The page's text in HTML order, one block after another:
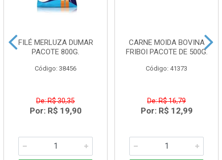
FILÉ MERLUZA DUMAR
PACOTE 800G.
Código: 38456
De: R$ 30,35
Por: R$ 19,90
CARNE MOIDA BOVINA
FRIBOI PACOTE DE 500G.
Código: 41373
De: R$ 16,79
Por: R$ 12,99